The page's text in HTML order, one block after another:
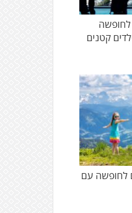
10 טיפים לחופשה
קטנים
לחופשה עם